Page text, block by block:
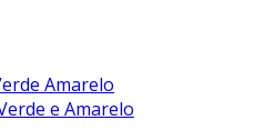
Amarelo
e Amarelo